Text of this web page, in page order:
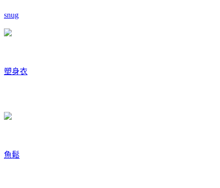
snug
塑身衣
魚鬆